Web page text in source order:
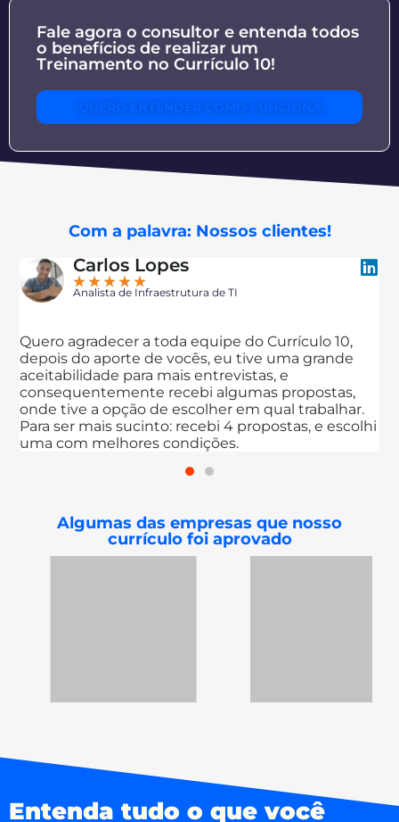
Fale agora o consultor e entenda todos
o benefícios de realizar um
Treinamento no Currículo 10!
QUERO ENTENDER COMO FUNCIONA
Com a palavra: Nossos clientes!
Lopes
★ ★ ★
de Infraestrutura de TI
a toda equipe do Currículo 10,
aporte de vocês, eu tive uma grande
para mais entrevistas, e
recebi algumas propostas,
a opção de escolher em qual trabalhar.
sucinto: recebi 4 propostas, e escolhi
melhores condições.
Estou
Currículo
positivo e
EMPREGO.
Algumas das empresas que nosso
currículo foi aprovado
Entenda tudo o que você